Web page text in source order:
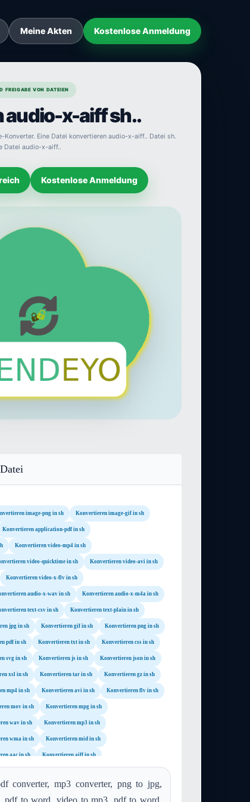
Meine Akten Kostenlose Anmeldung
FREIGABE VON DATEIEN
audio-x-aiff sh..
Eine Datei konvertieren audio-x-aiff.. Datei sh.
Datei audio-x-aiff..
Kostenlose Anmeldung
image-png in sh Konvertieren image-gif in sh
Konvertieren application-pdf in sh
Konvertieren video-mp4 in sh
video-quicktime in sh Konvertieren video-avi in sh
Konvertieren video-x-flv in sh
audio-x-wav in sh Konvertieren audio-x-m4a in sh
text-csv in sh Konvertieren text-plain in sh
jpg in sh Konvertieren gif in sh Konvertieren png in sh
pdf in sh Konvertieren txt in sh Konvertieren css in sh
svg in sh Konvertieren js in sh Konvertieren json in sh
xsl in sh Konvertieren tar in sh Konvertieren gz in sh
mp4 in sh Konvertieren avi in sh Konvertieren flv in sh
mov in sh Konvertieren mpg in sh
wav in sh Konvertieren mp3 in sh
wma in sh Konvertieren mid in sh
aac in sh Konvertieren aiff in sh
converter, mp3 converter, png to jpg,